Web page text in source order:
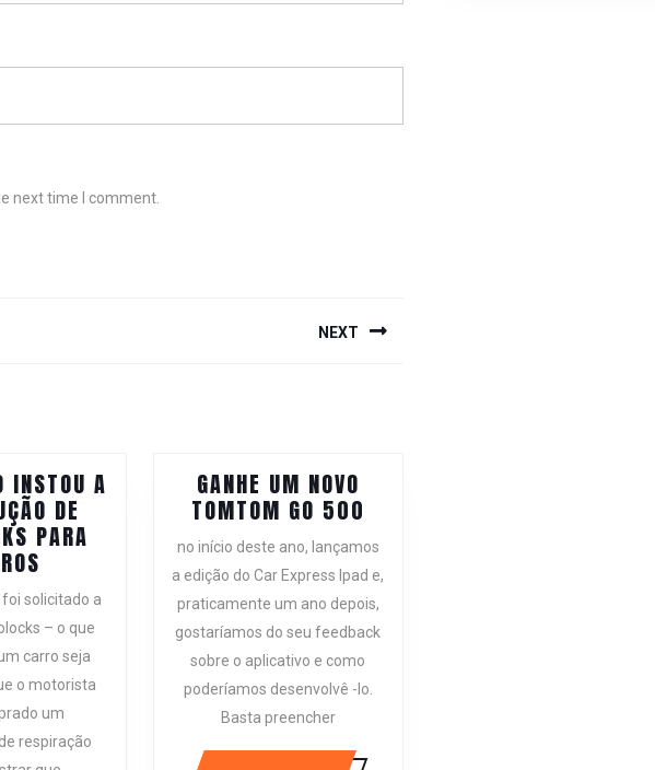
next time I comment.
NEXT
INSTOU A
DE
PARA
GOVERNO
INSTOU
A
INTRODUÇÃO
DE
ALCOLOCKS
PARA
solicitado a
– o que
carro seja
o motorista
um
respiração
GANHE UM NOVO
TOMTOM GO 500
UM
NOVO
TOMTOM
GO
500
no início deste ano, lançamos
a edição do Car Express Ipad e,
praticamente um ano depois,
gostaríamos do seu feedback
sobre o aplicativo e como
poderíamos desenvolvê -lo.
Basta preencher